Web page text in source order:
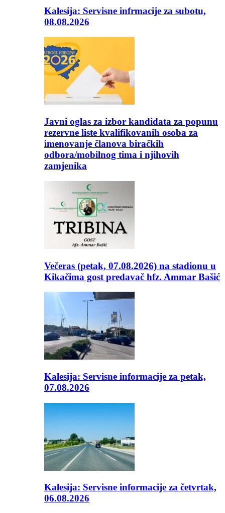
Kalesija: Servisne infrmacije za subotu,
08.08.2026
Javni oglas za izbor kandidata za popunu
rezervne liste kvalifikovanih osoba za
imenovanje članova biračkih
odbora/mobilnog tima i njihovih
zamjenika
Večeras (petak, 07.08.2026) na stadionu u
Kikačima gost predavač hfz. Ammar Bašić
Kalesija: Servisne informacije za petak,
07.08.2026
Kalesija: Servisne informacije za četvrtak,
06.08.2026